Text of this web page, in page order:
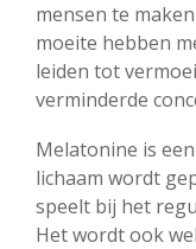
mensen te
moeite hebben
leiden tot
verminderde
Melatonine is
lichaam wordt
speelt bij het
Het wordt ook